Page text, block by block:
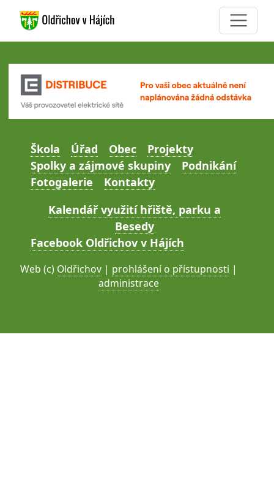
Škola Úřad Obec
Projekty
Spolky a zájmové skupiny
Podnikání
Fotogalerie
Kontakty
Kalendář využití hřiště, parku a
Besedy
Facebook Oldřichov v Hájích
Web (c) Oldřichov | prohlášení o přístupnosti |
administrace